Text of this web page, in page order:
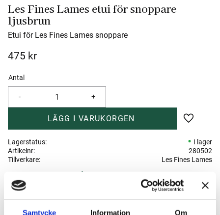
Samtycke Information Om
Les Fines Lames etui för snoppare
ljusbrun
Etui för Les Fines Lames snoppare
475 kr
Antal
+
-
Lägg till
Lagerstatus
I lager
Artikelnr
280502
Tillverkare
Les Fines Lames
Visa alla produkter från Les Fines Lames
Om produkten